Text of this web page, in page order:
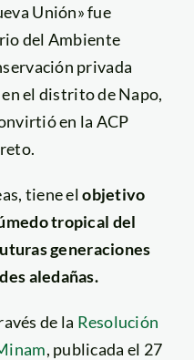
Unión» fue
del Ambiente
privada
el distrito de Napo,
en la ACP
tiene elobjetivo
tropical del
generaciones
aledañas.
de la Resolución
, publicada el 27